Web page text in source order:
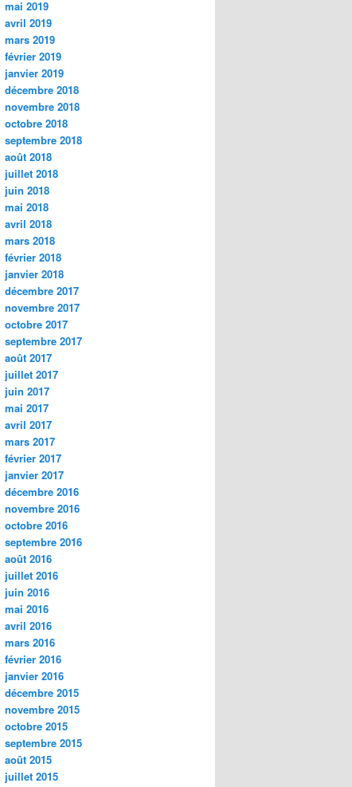
mai 2019
avril 2019
mars 2019
février 2019
janvier 2019
décembre 2018
novembre 2018
octobre 2018
septembre 2018
août 2018
juillet 2018
juin 2018
mai 2018
avril 2018
mars 2018
février 2018
janvier 2018
décembre 2017
novembre 2017
octobre 2017
septembre 2017
août 2017
juillet 2017
juin 2017
mai 2017
avril 2017
mars 2017
février 2017
janvier 2017
décembre 2016
novembre 2016
octobre 2016
septembre 2016
août 2016
juillet 2016
juin 2016
mai 2016
avril 2016
mars 2016
février 2016
janvier 2016
décembre 2015
novembre 2015
octobre 2015
septembre 2015
août 2015
juillet 2015